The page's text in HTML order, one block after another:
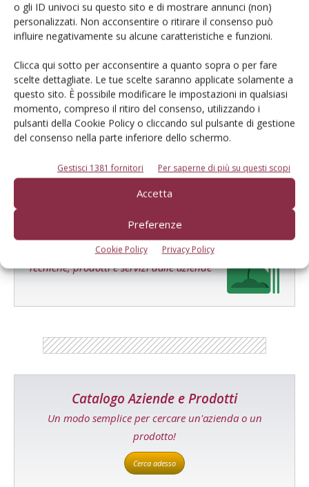
o gli ID univoci su questo sito e di mostrare annunci (non)
personalizzati. Non acconsentire o ritirare il consenso può
influire negativamente su alcune caratteristiche e funzioni.
Clicca qui sotto per acconsentire a quanto sopra o per fare
scelte dettagliate. Le tue scelte saranno applicate solamente a
questo sito. È possibile modificare le impostazioni in qualsiasi
momento, compreso il ritiro del consenso, utilizzando i
pulsanti della Cookie Policy o cliccando sul pulsante di gestione
del consenso nella parte inferiore dello schermo.
Gestisci 1381 fornitori Per saperne di più su questi scopi
Accetta
Preferenze
Cookie Policy Privacy Policy
FERTILIZZAZIONE
Nocciolo, concimi organo-
minerali essenziali per
garantire una buona
produzione
del nocciolo in Lazio e Piemonte
Di M. Moizio, L. C. Gorizio, S. Tagliavini
E-magazine
Tecniche, prodotti e servizi dalle aziende
Catalogo Aziende e Prodotti
Un modo semplice per cercare un'azienda o un
prodotto!
Cerca adesso